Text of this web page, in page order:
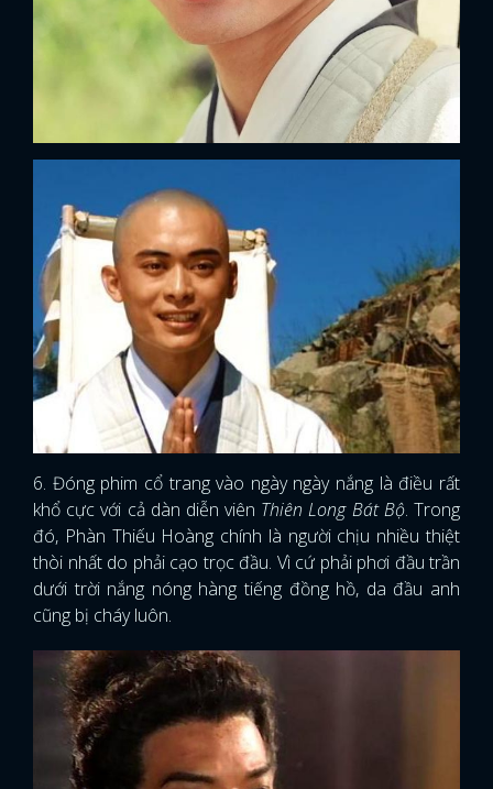
6. Đóng phim cổ trang vào ngày ngày nắng là điều rất
khổ cực với cả dàn diễn viên Thiên Long Bát Bộ. Trong
đó, Phàn Thiếu Hoàng chính là người chịu nhiều thiệt
thòi nhất do phải cạo trọc đầu. Vì cứ phải phơi đầu trần
dưới trời nắng nóng hàng tiếng đồng hồ, da đầu anh
cũng bị cháy luôn.